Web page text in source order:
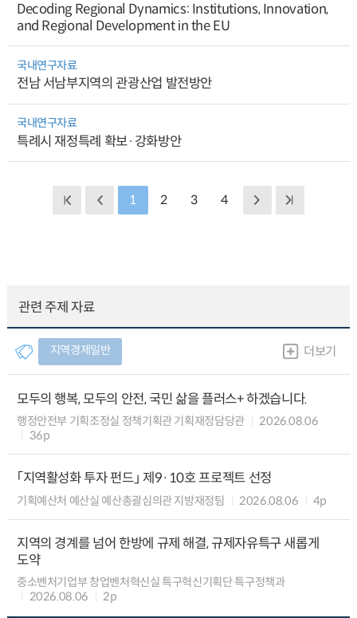
Decoding Regional Dynamics: Institutions, Innovation,
and Regional Development in the EU
국내연구자료
전남 서남부지역의 관광산업 발전방안
국내연구자료
특례시 재정특례 확보·강화방안
1 2 3 4
관련 주제 자료
지역경제일반 더보기
모두의 행복, 모두의 안전, 국민 삶을 플러스+ 하겠습니다.
행정안전부 기획조정실 정책기획관 기획재정담당관
2026.08.06
36p
「지역활성화 투자 펀드」 제9·10호 프로젝트 선정
기획예산처 예산실 예산총괄심의관 지방재정팀 2026.08.06 4p
지역의 경계를 넘어 한방에 규제 해결, 규제자유특구 새롭게
도약
중소벤처기업부 창업벤처혁신실 특구혁신기획단 특구정책과
2026.08.06
2p